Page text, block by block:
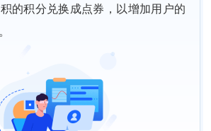
的积分兑换成点券，以增加用户的